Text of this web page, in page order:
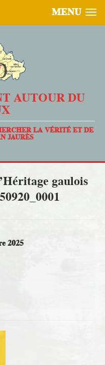
MENU
AUTOUR DU
LA VÉRITÉ ET DE
JAURÈS
gaulois
2025